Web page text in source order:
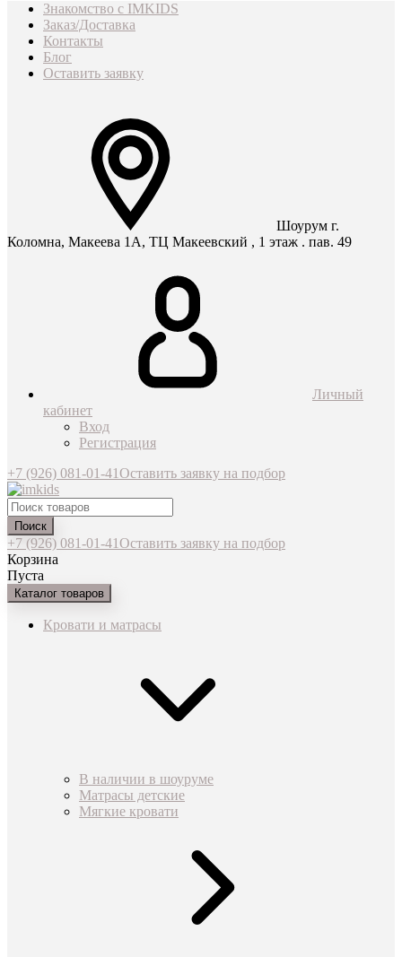
Знакомство с IMKIDS
Заказ/Доставка
Контакты
Блог
Оставить заявку
Шоурум г.
Коломна, Макеева 1А, ТЦ Макеевский , 1 этаж . пав. 49
Личный
кабинет
Вход
Регистрация
+7 (926) 081-01-41Оставить заявку на подбор
Поиск
+7 (926) 081-01-41Оставить заявку на подбор
Корзина
Пуста
Каталог товаров
Кровати и матрасы
В наличии в шоуруме
Матрасы детские
Мягкие кровати